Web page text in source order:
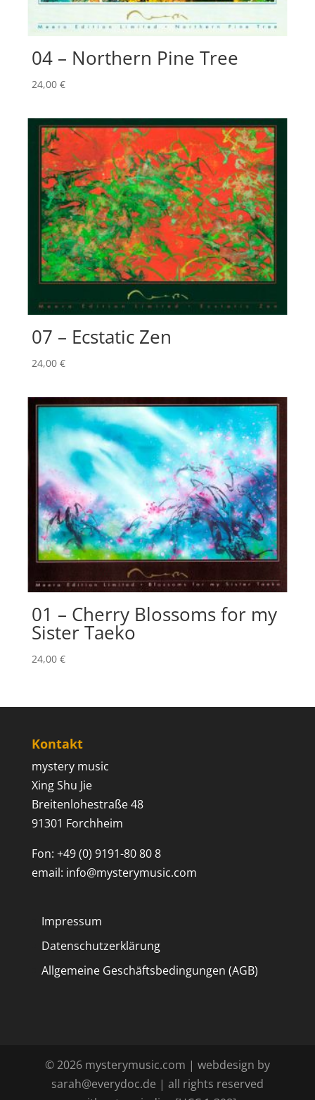
04 – Northern Pine Tree
24,00 €
07 – Ecstatic Zen
24,00 €
01 – Cherry Blossoms for my
Sister Taeko
24,00 €
Kontakt
mystery music
Xing Shu Jie
Breitenlohestraße 48
91301 Forchheim
Fon: +49 (0) 9191-80 80 8
email: info@mysterymusic.com
Impressum
Datenschutzerklärung
Allgemeine Geschäftsbedingungen (AGB)
©2026mysterymusic.com | webdesign by
sarah@everydoc.de | all rights reserved